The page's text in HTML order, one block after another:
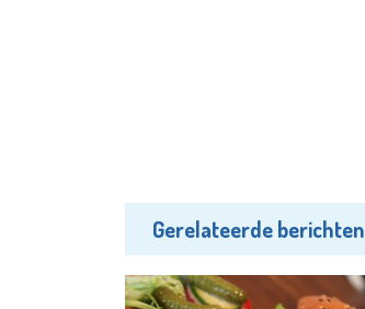
Gerelateerde berichten